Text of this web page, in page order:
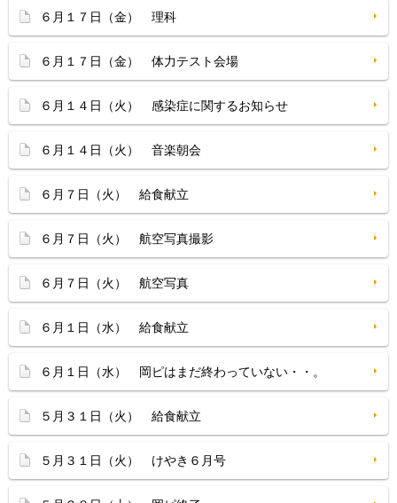
６月１７日（金） 理科
６月１７日（金） 体力テスト会場
６月１４日（火） 感染症に関するお知らせ
６月１４日（火） 音楽朝会
６月７日（火） 給食献立
６月７日（火） 航空写真撮影
６月７日（火） 航空写真
６月１日（水） 給食献立
６月１日（水） 岡ピはまだ終わっていない・・。
５月３１日（火） 給食献立
５月３１日（火） けやき６月号